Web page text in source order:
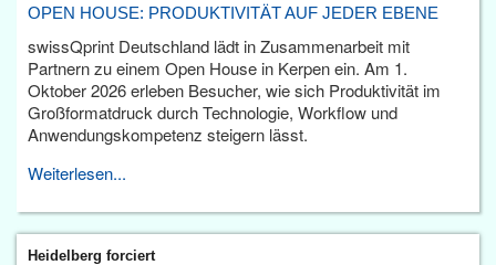
OPEN HOUSE: PRODUKTIVITÄT AUF JEDER EBENE
swissQprint Deutschland lädt in Zusammenarbeit mit
Partnern zu einem Open House in Kerpen ein. Am 1.
Oktober 2026 erleben Besucher, wie sich Produktivität im
Großformatdruck durch Technologie, Workflow und
Anwendungskompetenz steigern lässt.
Weiterlesen...
Heidelberg forciert